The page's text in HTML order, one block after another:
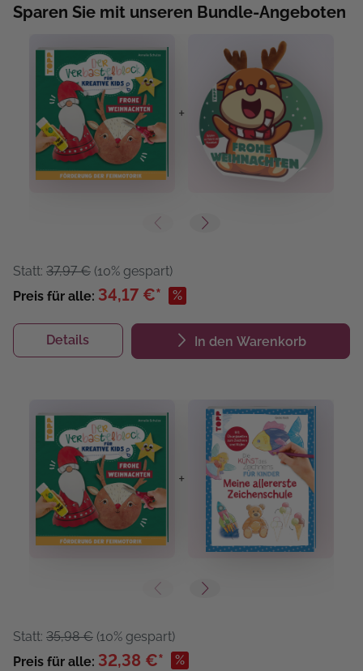
Sparen Sie mit unseren Bundle-Angeboten
+
Statt: 37,97 € (10% gespart)
Preis für alle: 34,17 €* %
Details In den Warenkorb
+
Statt: 35,98 € (10% gespart)
Preis für alle: 32,38 €* %